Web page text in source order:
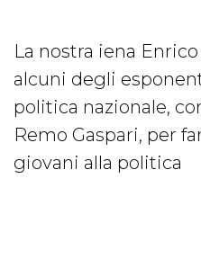
La nostra iena
alcuni degli
politica nazionale,
Remo Gaspari, per
giovani alla politica